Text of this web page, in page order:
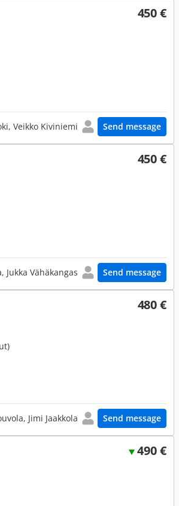
450 €
Veikko Kiviniemi Send message
450 €
Jukka Vähäkangas Send message
480 €
Jimi Jaakkola Send message
490 €